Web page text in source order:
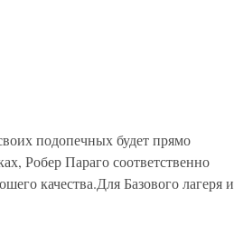
подопечных будет прямо
Робер Параго соответственно
качества.Для Базового лагеря и